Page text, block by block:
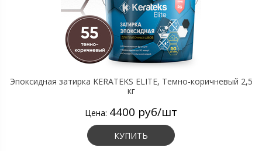
Эпоксидная затирка KERATEKS ELITE, Темно-коричневый 2,5
кг
Цена: 4400 руб/шт
КУПИТЬ